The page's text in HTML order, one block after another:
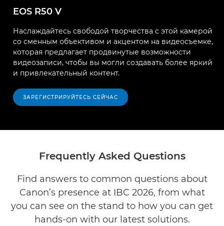
EOS R50 V
Наслаждайтесь свободой творчества с этой камерой
со сменным объективом и акцентом на видеосъемке,
которая предлагает продвинутые возможности
видеозаписи, чтобы вы могли создавать более яркий
и привлекательный контент.
ЗАРЕГИСТРИРУЙТЕСЬ СЕЙЧАС
Frequently Asked Questions
Find answers to common questions about
Canon’s presence at IBC 2026, from what
you can see on the stand to how you can get
hands-on with our latest solutions.